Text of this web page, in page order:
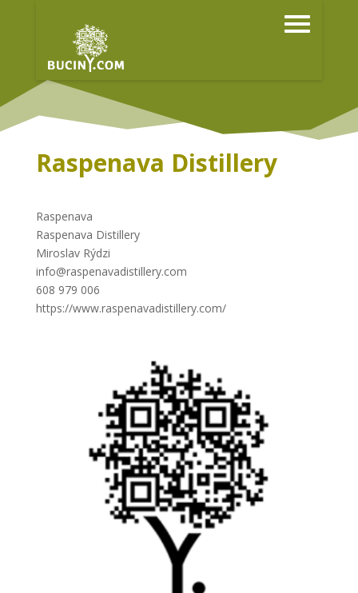
Raspenava Distillery
Raspenava
Raspenava Distillery
Miroslav Rýdzi
info@raspenavadistillery.com
608 979 006
https://www.raspenavadistillery.com/